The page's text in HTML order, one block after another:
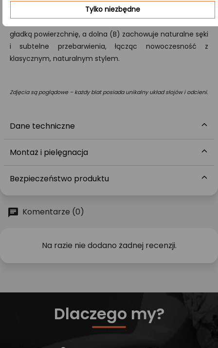
gładką powierzchnię, a dolna (B) zachowuje naturalne sęki
i subtelne przebarwienia, łącząc nowoczesność z
klasycznym, naturalnym stylem.
Zdjęcia są poglądowe – każdy blat posiada unikalny układ słojów i odcieni.
Dane techniczne
Montaż i pielęgnacja
Bezpieczeństwo produktu
Komentarze (0)
Na razie nie dodano żadnej recenzji.
Dlaczego my?
Tylko niezbędne